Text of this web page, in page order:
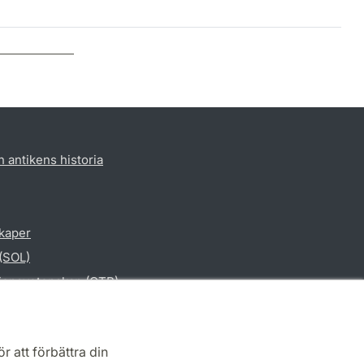
att förbättra din
antikens historia
(CTR)